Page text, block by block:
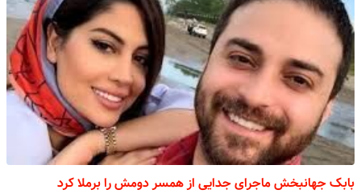
بابک جهانبخش ماجرای جدایی از همسر دومش را برملا کرد